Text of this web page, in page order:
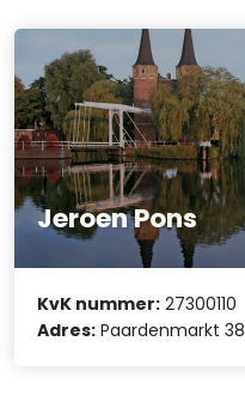
Jeroen Pons
KvK nummer: 27300110
Adres: Paardenmarkt 38